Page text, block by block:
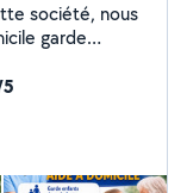
société, nous
garde
de repas. Nous